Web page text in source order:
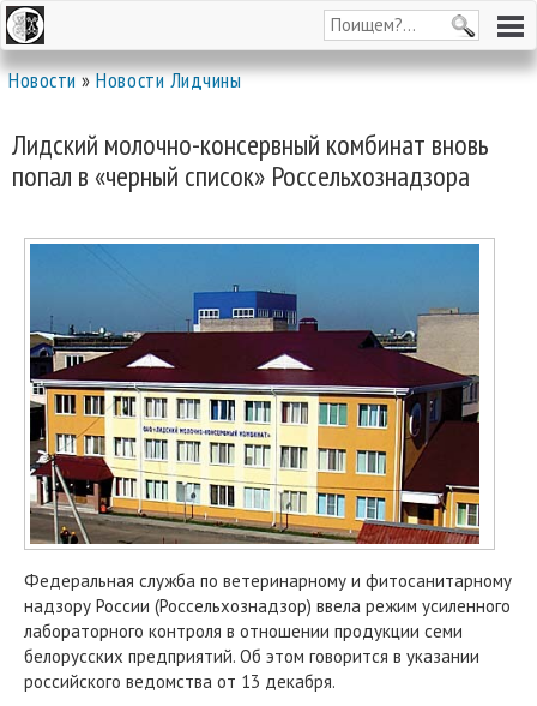
Новости»Новости Лидчины
Лидский молочно-консервный комбинат вновь
попал в «черный список» Россельхознадзора
Федеральная служба по ветеринарному и фитосанитарному
надзору России (Россельхознадзор) ввела режим усиленного
лабораторного контроля в отношении продукции семи
белорусских предприятий. Об этом говорится в указании
российского ведомства от 13 декабря.